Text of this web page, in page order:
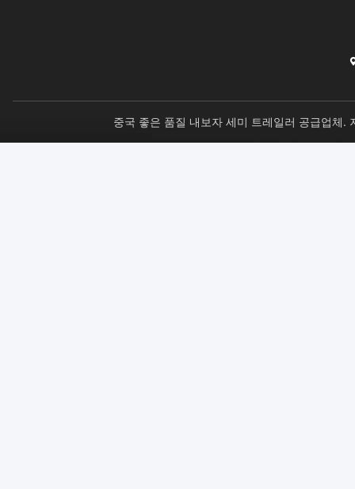
중국 좋은 품질 내보자 세미 트레일러 공급업체